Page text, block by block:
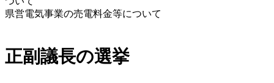
県営電気事業の売電料金等について
正副議長の選挙